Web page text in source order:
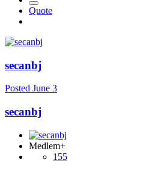
Quote
secanbj
Posted June 3
secanbj
Medlem+
155